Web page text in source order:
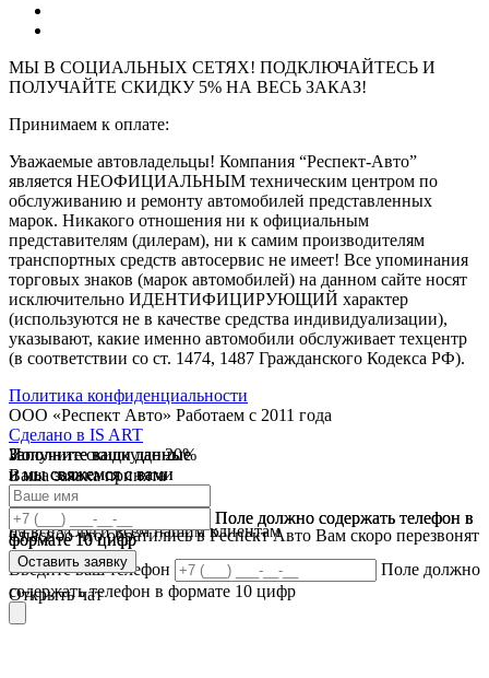
МЫ В СОЦИАЛЬНЫХ СЕТЯХ! ПОДКЛЮЧАЙТЕСЬ И
ПОЛУЧАЙТЕ СКИДКУ 5% НА ВЕСЬ ЗАКАЗ!
Принимаем к оплате:
Уважаемые автовладельцы! Компания “Респект-Авто”
является НЕОФИЦИАЛЬНЫМ техническим центром по
обслуживанию и ремонту автомобилей представленных
марок. Никакого отношения ни к официальным
представителям (дилерам), ни к самим производителям
транспортных средств автосервис не имеет! Все упоминания
торговых знаков (марок автомобилей) на данном сайте носят
исключительно ИДЕНТИФИЦИРУЮЩИЙ характер
(используются не в качестве средства индивидуализации),
указывают, какие именно автомобили обслуживает техцентр
(в соответствии со ст. 1474, 1487 Гражданского Кодекса РФ).
Политика конфиденциальности
ООО «Респект Авто» Работаем с 2011 года
Сделано в IS ART
Заполните ваши данные
и мы свяжемся с вами
Поле должно содержать телефон в
формате 10 цифр
Оставить заявку
Получите скидку до 20%
В течении 10 дней
мы предоставляем скидку
на все услуги всем нашим клиентам
Введите ваш телефон
Поле должно
содержать телефон в формате 10 цифр
Заполните ваши данные
и мы свяжемся с вами
Поле должно содержать телефон в
формате 10 цифр
Оставить заявку
✓
Ваша заявка принята
✓
Ваш ответ принят
Спасибо что обратились в Респект Авто Вам скоро перезвонят
Открыть чат